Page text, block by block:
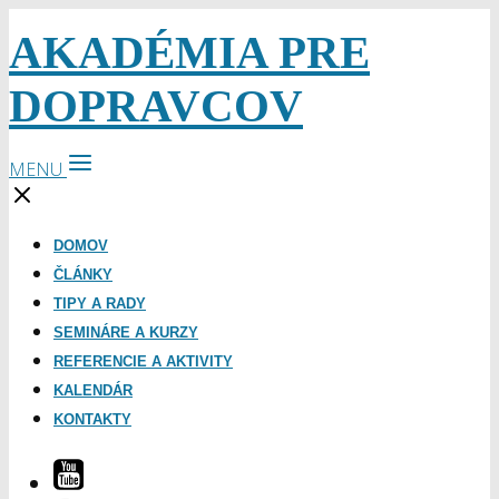
AKADÉMIA PRE
DOPRAVCOV
MENU
DOMOV
ČLÁNKY
TIPY A RADY
SEMINÁRE A KURZY
REFERENCIE A AKTIVITY
KALENDÁR
KONTAKTY